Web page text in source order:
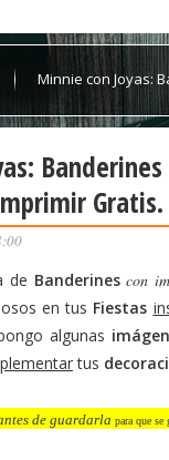
Minnie con Joyas:
Gratis.
de Banderines con
en tus Fiestas
algunas
tus
de guardarla para que se